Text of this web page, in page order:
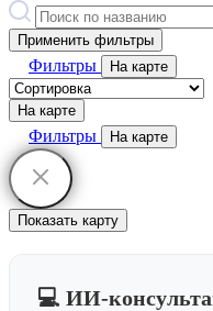
Применить фильтры
Фильтры На карте
На карте
Фильтры На карте
Показать карту
💻 ИИ-